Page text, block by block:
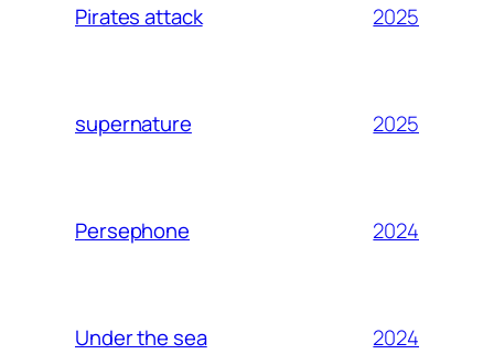
Pirates attack 2025
supernature 2025
Persephone 2024
Under the sea 2024